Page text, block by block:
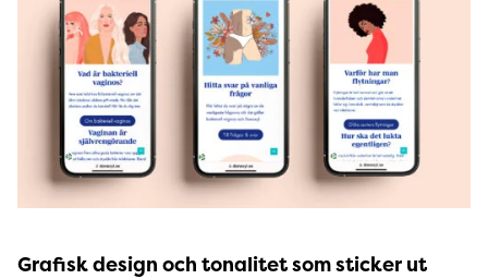
Grafisk design och tonalitet som sticker ut